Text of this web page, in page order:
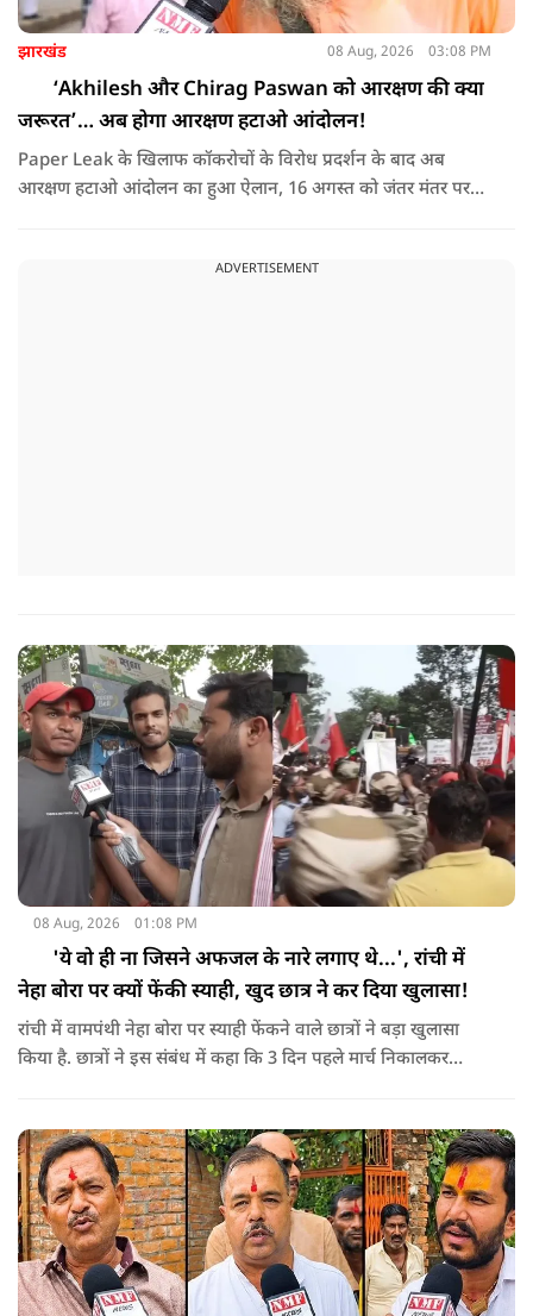
झारखंड 08 Aug, 2026 03:08 PM
‘Akhilesh और Chirag Paswan को आरक्षण की क्या
जरूरत’… अब होगा आरक्षण हटाओ आंदोलन!
Paper Leak के खिलाफ कॉकरोचों के विरोध प्रदर्शन के बाद अब
आरक्षण हटाओ आंदोलन का हुआ ऐलान, 16 अगस्त को जंतर मंतर पर
ADVERTISEMENT
08 Aug, 2026 01:08 PM
'ये वो ही ना जिसने अफजल के नारे लगाए थे...', रांची में
नेहा बोरा पर क्यों फेंकी स्याही, खुद छात्र ने कर दिया खुलासा!
रांची में वामपंथी नेहा बोरा पर स्याही फेंकने वाले छात्रों ने बड़ा खुलासा
किया है. छात्रों ने इस संबंध में कहा कि 3 दिन पहले मार्च निकालकर
इजाजत नहीं दी जा सकती.